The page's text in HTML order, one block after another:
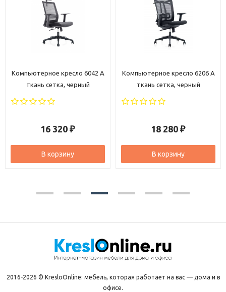
Компьютерное кресло 6206 A
ткань сетка, черный
18 280₽
В корзину
Компьютерное кресло 6222 A
ткань сетка, черный
17 820₽
В корзину
2016-2026 © KresloOnline: мебель, которая работает на вас — дома и в
офисе.